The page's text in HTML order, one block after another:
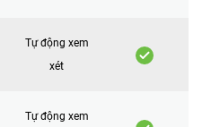
Tự động xem
xét
Tự động xem